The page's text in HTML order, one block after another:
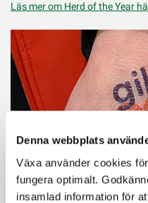
Denna webbplats
Växa använder cookies
fungera optimalt.
insamlad information för
Läs mer om Herd of the Year